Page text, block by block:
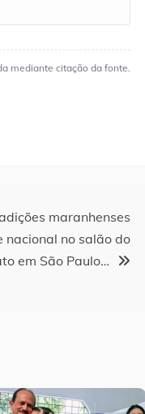
mediante citação da fonte.
maranhenses
nacional no salão do
em São Paulo…